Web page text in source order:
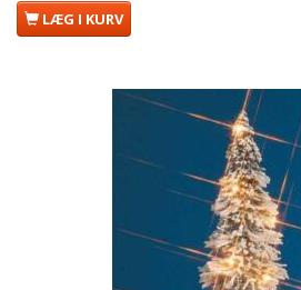
LÆG I KURV